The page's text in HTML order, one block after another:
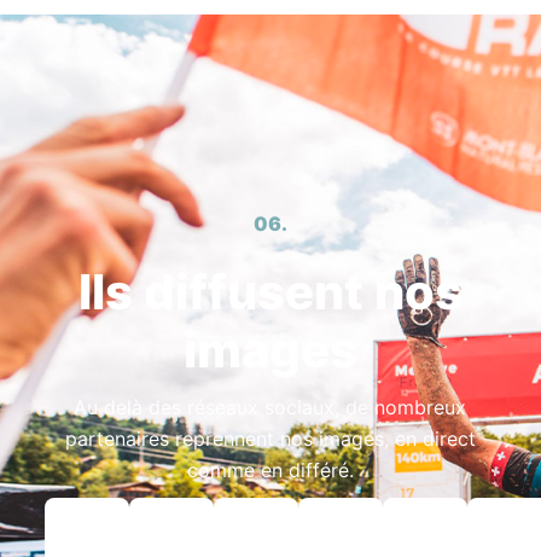
06.
Ils diffusent nos
images
Au delà des réseaux sociaux, de nombreux
partenaires reprennent nos images, en direct
comme en différé.